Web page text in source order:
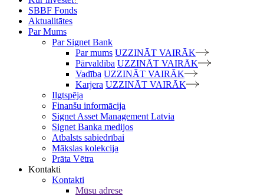
SBBF Fonds
Aktualitātes
Par Mums
Par Signet Bank
Par mums UZZINĀT VAIRĀK
Pārvaldība UZZINĀT VAIRĀK
Vadība UZZINĀT VAIRĀK
Karjera UZZINĀT VAIRĀK
Ilgtspēja
Finanšu informācija
Signet Asset Management Latvia
Signet Banka medijos
Atbalsts sabiedrībai
Mākslas kolekcija
Prāta Vētra
Kontakti
Kontakti
Mūsu adrese